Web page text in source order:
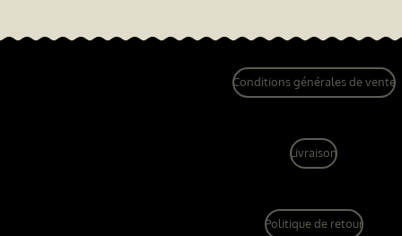
Conditions générales de vente
Livraison
Politique de retour